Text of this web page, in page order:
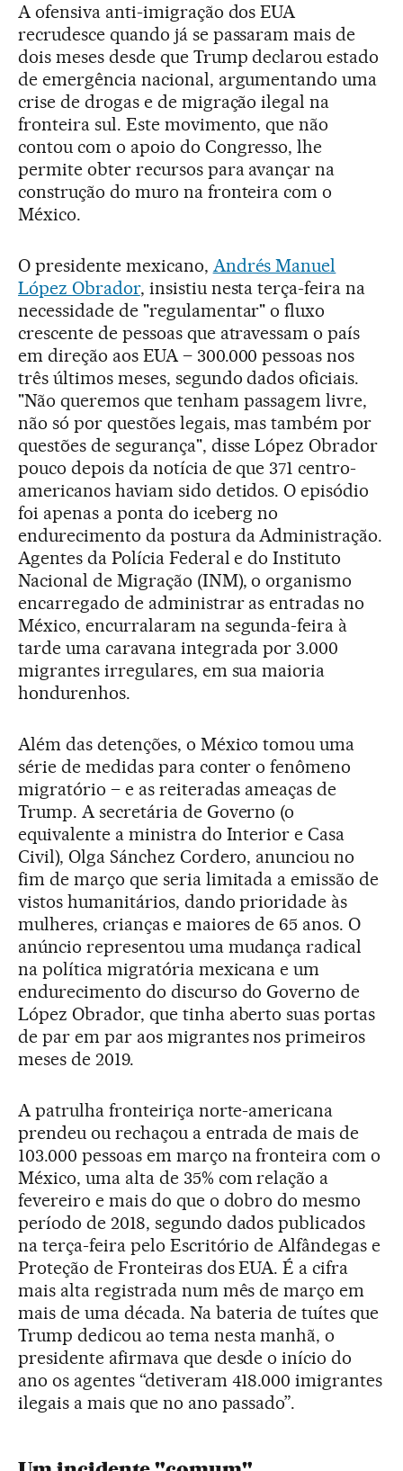
A ofensiva anti-imigração dos EUA
recrudesce quando já se passaram mais de
dois meses desde que Trump declarou estado
de emergência nacional, argumentando uma
crise de drogas e de migração ilegal na
fronteira sul. Este movimento, que não
contou com o apoio do Congresso, lhe
permite obter recursos para avançar na
construção do muro na fronteira com o
México.
O presidente mexicano, Andrés Manuel
López Obrador, insistiu nesta terça-feira na
necessidade de "regulamentar" o fluxo
crescente de pessoas que atravessam o país
em direção aos EUA – 300.000 pessoas nos
três últimos meses, segundo dados oficiais.
"Não queremos que tenham passagem livre,
não só por questões legais, mas também por
questões de segurança", disse López Obrador
pouco depois da notícia de que 371 centro-
americanos haviam sido detidos. O episódio
foi apenas a ponta do iceberg no
endurecimento da postura da Administração.
Agentes da Polícia Federal e do Instituto
Nacional de Migração (INM), o organismo
encarregado de administrar as entradas no
México, encurralaram na segunda-feira à
tarde uma caravana integrada por 3.000
migrantes irregulares, em sua maioria
hondurenhos.
Além das detenções, o México tomou uma
série de medidas para conter o fenômeno
migratório – e as reiteradas ameaças de
Trump. A secretária de Governo (o
equivalente a ministra do Interior e Casa
Civil), Olga Sánchez Cordero, anunciou no
fim de março que seria limitada a emissão de
vistos humanitários, dando prioridade às
mulheres, crianças e maiores de 65 anos. O
anúncio representou uma mudança radical
na política migratória mexicana e um
endurecimento do discurso do Governo de
López Obrador, que tinha aberto suas portas
de par em par aos migrantes nos primeiros
meses de 2019.
A patrulha fronteiriça norte-americana
prendeu ou rechaçou a entrada de mais de
103.000 pessoas em março na fronteira com o
México, uma alta de 35% com relação a
fevereiro e mais do que o dobro do mesmo
período de 2018, segundo dados publicados
na terça-feira pelo Escritório de Alfândegas e
Proteção de Fronteiras dos EUA. É a cifra
mais alta registrada num mês de março em
mais de uma década. Na bateria de tuítes que
Trump dedicou ao tema nesta manhã, o
presidente afirmava que desde o início do
ano os agentes “detiveram 418.000 imigrantes
ilegais a mais que no ano passado”.